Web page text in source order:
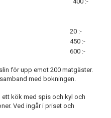
20 :-
450 :-
600 :-
för upp emot 200 matgäster.
med bokningen.
kök med spis och kyl och
Ved ingår i priset och